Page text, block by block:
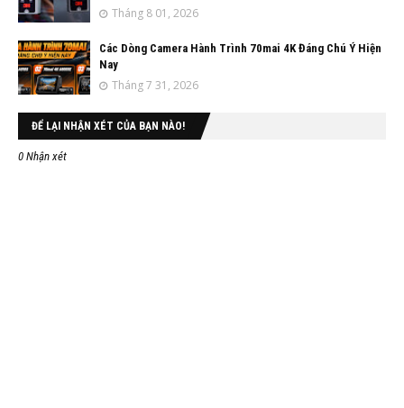
Tháng 8 01, 2026
Các Dòng Camera Hành Trình 70mai 4K Đáng Chú Ý Hiện
Nay
Tháng 7 31, 2026
ĐỂ LẠI NHẬN XÉT CỦA BẠN NÀO!
0 Nhận xét